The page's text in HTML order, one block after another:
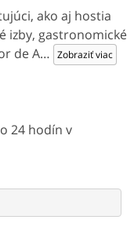
ako aj hostia
izby, gastronomické
de A… Zobraziť viac
24 hodín v